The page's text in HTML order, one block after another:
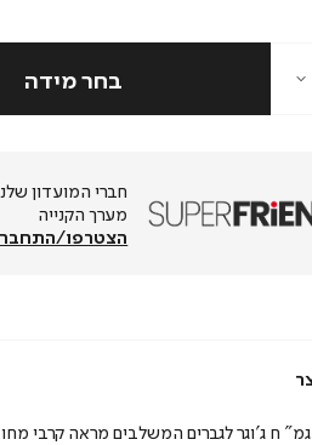
מערך הקנייה
הצטרפו/
ח ג’וגר לגברים המשלבים מראה קרבי